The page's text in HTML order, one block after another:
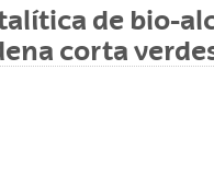
de bio-
corta